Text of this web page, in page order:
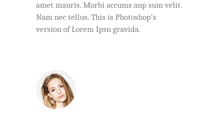
amet mauris. Morbi accums anp sum velit.
Nam nec tellus. This is Photoshop’s
version of Lorem Ipsn gravida.